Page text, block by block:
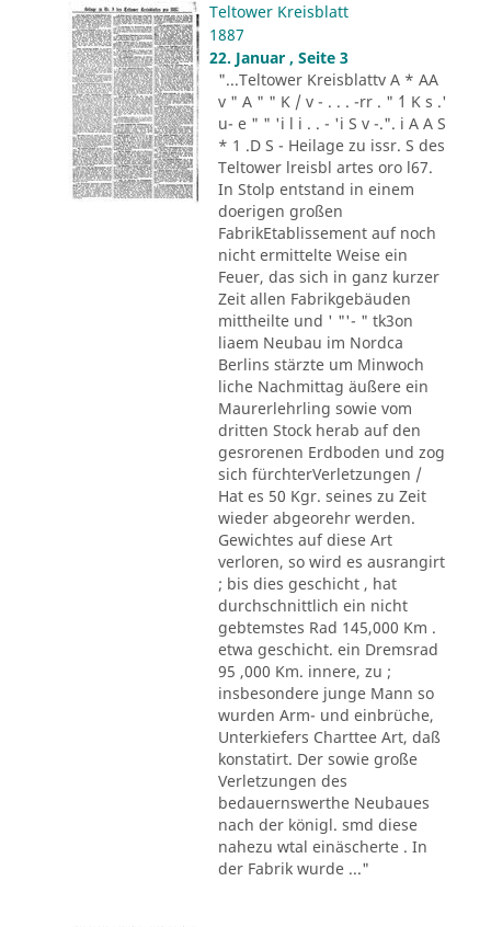
Teltower Kreisblatt
1887
22. Januar , Seite 3
"...Teltower Kreisblattv A * AA
v " A " " K / v - . . . -rr . " ´1 K s .'
u- e " " 'i l i . . - 'i S v -.". i A A S
* 1 .D S - Heilage zu issr. S des
Teltower lreisbl artes oro l67.
In Stolp entstand in einem
doerigen großen
FabrikEtablissement auf noch
nicht ermittelte Weise ein
Feuer, das sich in ganz kurzer
Zeit allen Fabrikgebäuden
mittheilte und ' "'- " tk3on
liaem Neubau im Nordca
Berlins stärzte um Minwoch
liche Nachmittag äußere ein
Maurerlehrling sowie vom
dritten Stock herab auf den
gesrorenen Erdboden und zog
sich fürchterVerletzungen /
Hat es 50 Kgr. seines zu Zeit
wieder abgeorehr werden.
Gewichtes auf diese Art
verloren, so wird es ausrangirt
; bis dies geschicht , hat
durchschnittlich ein nicht
gebtemstes Rad 145,000 Km .
etwa geschicht. ein Dremsrad
95 ,000 Km. innere, zu ;
insbesondere junge Mann so
wurden Arm- und einbrüche,
Unterkiefers Charttee Art, daß
konstatirt. Der sowie große
Verletzungen des
bedauernswerthe Neubaues
nach der königl. smd diese
nahezu wtal einäscherte . In
der Fabrik wurde ..."